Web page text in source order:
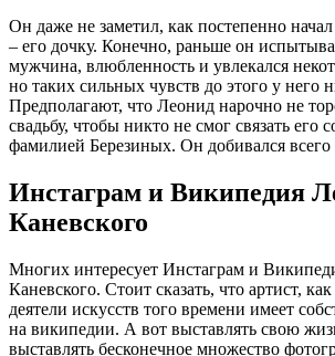
Он даже не заметил, как постепенно
– его дочку. Конечно, раньше он
мужчина, влюбленность и увлекался
но таких сильных чувств до этого у него
Предполагают, что Леонид нарочно не
свадьбу, чтобы никто не смог связать его
фамилией Березиных. Он добивался всего
Инстаграм и Википедия
Каневского
Многих интересует Инстаграм и
Каневского. Стоит сказать, что артист,
деятели искусств того времени имеет
на википедии. А вот выставлять свою
выставлять бесконечное множество